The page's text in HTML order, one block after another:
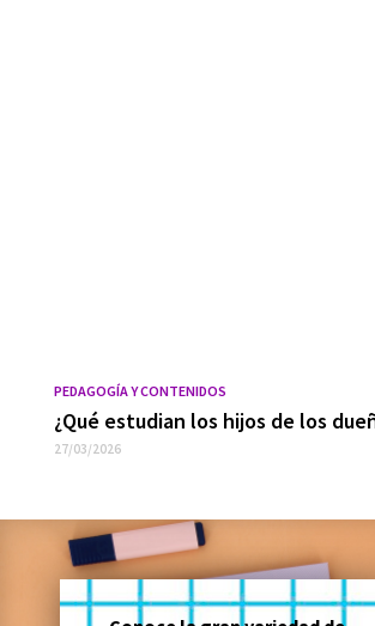
PEDAGOGÍA Y CONTENIDOS
¿Qué estudian los hijos de los
27/03/2026